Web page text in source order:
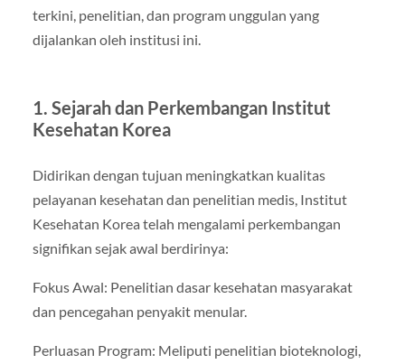
terkini, penelitian, dan program unggulan yang
dijalankan oleh institusi ini.
1. Sejarah dan Perkembangan Institut
Kesehatan Korea
Didirikan dengan tujuan meningkatkan kualitas
pelayanan kesehatan dan penelitian medis, Institut
Kesehatan Korea telah mengalami perkembangan
signifikan sejak awal berdirinya:
Fokus Awal: Penelitian dasar kesehatan masyarakat
dan pencegahan penyakit menular.
Perluasan Program: Meliputi penelitian bioteknologi,